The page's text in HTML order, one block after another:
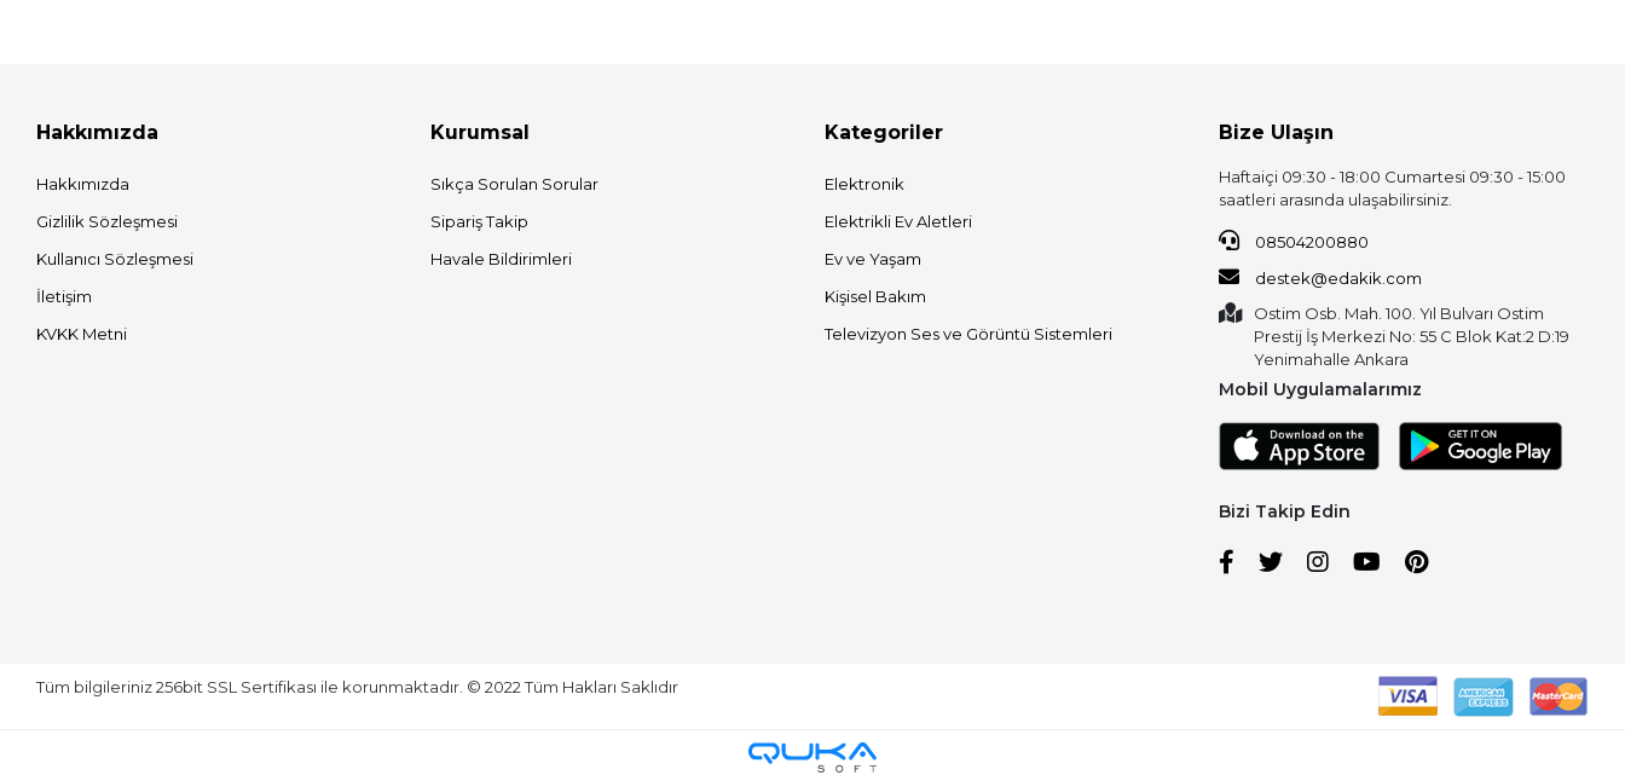
Hakkımızda
Hakkımızda
Gizlilik Sözleşmesi
Kullanıcı Sözleşmesi
İletişim
KVKK Metni
Kurumsal
Sıkça Sorulan Sorular
Sipariş Takip
Havale Bildirimleri
Kategoriler
Elektronik
Elektrikli Ev Aletleri
Ev ve Yaşam
Kişisel Bakım
Televizyon Ses ve Görüntü Sistemleri
Bize Ulaşın
Haftaiçi 09:30 - 18:00 Cumartesi 09:30 - 15:00
saatleri arasında ulaşabilirsiniz.
08504200880
destek@edakik.com
Ostim Osb. Mah. 100. Yıl Bulvarı Ostim
Prestij İş Merkezi No: 55 C Blok Kat:2 D:19
Yenimahalle Ankara
Mobil Uygulamalarımız
Bizi Takip Edin
Tüm bilgileriniz 256bit SSL Sertifikası ile korunmaktadır. © 2022Tüm Hakları Saklıdır